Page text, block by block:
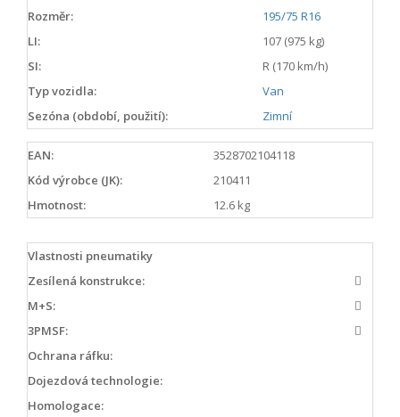
Rozměr:
195/75 R16
LI:
107 (975 kg)
SI:
R (170 km/h)
Typ vozidla:
Van
Sezóna (období, použití):
Zimní
EAN:
3528702104118
Kód výrobce (JK):
210411
Hmotnost:
12.6 kg
Vlastnosti pneumatiky
Zesílená konstrukce:
M+S:
3PMSF:
Ochrana ráfku:
Dojezdová technologie:
Homologace: